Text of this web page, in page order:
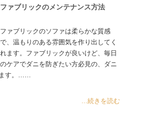
ファブリックのメンテナンス方法
ファブリックのソファは柔らかな質感
で、温もりのある雰囲気を作り出してく
れます。ファブリックが良いけど、毎日
のケアでダニを防ぎたい方必見の、ダニ
す。……
...続きを読む